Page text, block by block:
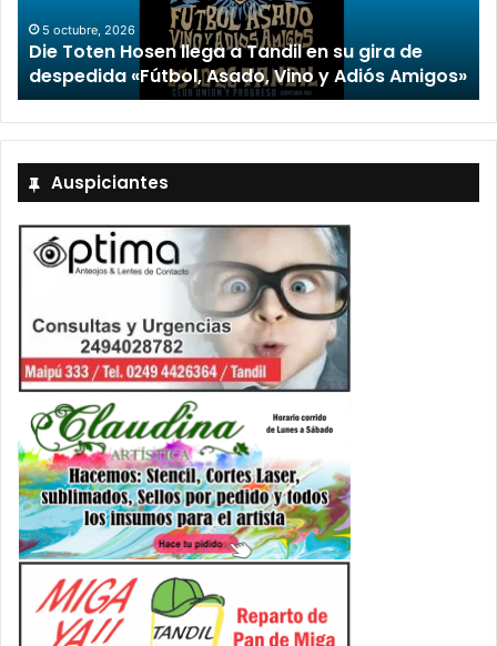
“TIRRIA” llega a Tandil con un elenco de lujo
encabezado por Capusotto, Spregelburd y
Stefani
Auspiciantes